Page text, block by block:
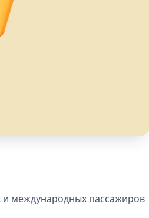
международных пассажиров